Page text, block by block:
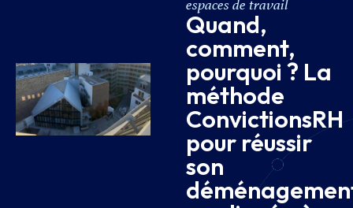
espaces de travail
Quand,
comment,
pourquoi ? La
méthode
ConvictionsRH
pour réussir
son